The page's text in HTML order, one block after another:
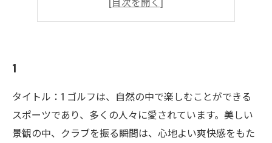
1
タイトル：1 ゴルフは、自然の中で楽しむことができる
スポーツであり、多くの人々に愛されています。美しい
景観の中、クラブを振る瞬間は、心地よい爽快感をもた